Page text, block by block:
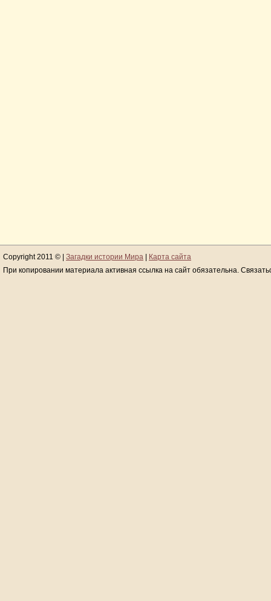
Copyright 2011 © | Загадки истории Мира
Карта сайта
При копировании материала активная ссылка на сайт обязательна.